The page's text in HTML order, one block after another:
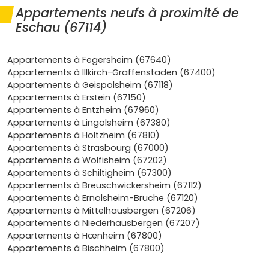
appartement neuf à Eschaufait sens :
Mobilité fluide: bus CTS, pistes cyclables vers
Erstein
. Parfait si tu veux limiter les temps de trajet.
Cadre de vie vert : rives de l'Ill, forêts proches et
chemins le long du canal. Idéal pour un quotidien plus
serein.
Prix encore accessibles: des programmes neufs
plus abordables qu'en cœur de Strasbourg, avec un
bon rapport qualité/prixet unrendement locatif
pertinent sur les petites surfaces.
Promoteurs actifs et opérations à taille humaine,
avec des prestations modernes (isolation
espaces extérieurs, stationnements).
Demande localeportée par les actifs de
l'Eurométropole et les familles en quête d'un
environnement calme.
Si tu veux comparer les résidences et repérer les livraisons
Appartements neufs à proximité de
Eschau (67114)
Appartements à Fegersheim (67640)
Appartements à Illkirch-Graffenstaden (67400)
Appartements à Geispolsheim (67118)
Appartements à Erstein (67150)
Appartements à Entzheim (67960)
Appartements à Lingolsheim (67380)
Appartements à Holtzheim (67810)
Appartements à Strasbourg (67000)
Appartements à Wolfisheim (67202)
Appartements à Schiltigheim (67300)
Appartements à Breuschwickersheim (67112)
Appartements à Ernolsheim-Bruche (67120)
Appartements à Mittelhausbergen (67206)
Appartements à Niederhausbergen (67207)
Appartements à Hœnheim (67800)
Appartements à Bischheim (67800)